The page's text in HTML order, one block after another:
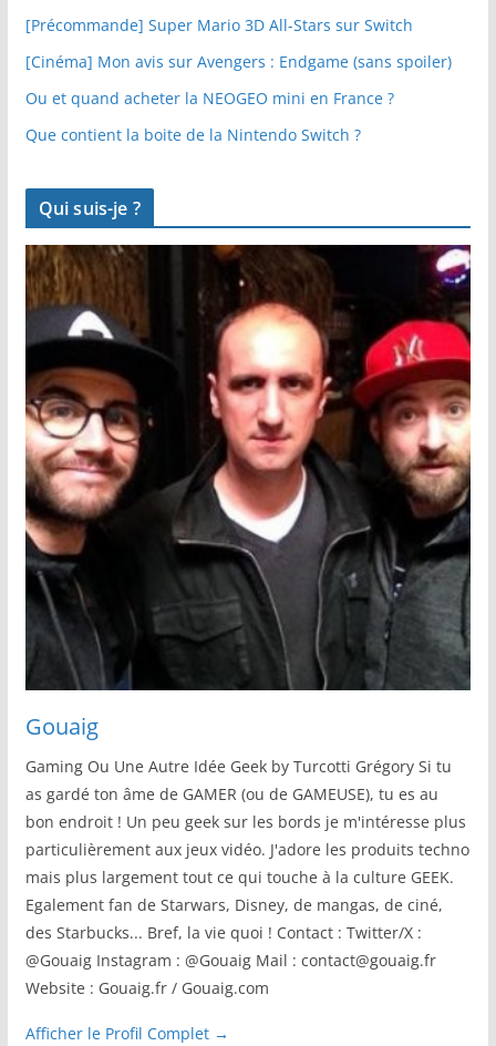
[Précommande] Super Mario 3D All-Stars sur Switch
[Cinéma] Mon avis sur Avengers : Endgame (sans spoiler)
Ou et quand acheter la NEOGEO mini en France ?
Que contient la boite de la Nintendo Switch ?
Qui suis-je ?
Gouaig
Gaming Ou Une Autre Idée Geek by Turcotti Grégory Si tu
as gardé ton âme de GAMER (ou de GAMEUSE), tu es au
bon endroit ! Un peu geek sur les bords je m'intéresse plus
particulièrement aux jeux vidéo. J'adore les produits techno
mais plus largement tout ce qui touche à la culture GEEK.
Egalement fan de Starwars, Disney, de mangas, de ciné,
des Starbucks... Bref, la vie quoi ! Contact : Twitter/X :
@Gouaig Instagram : @Gouaig Mail : contact@gouaig.fr
Website : Gouaig.fr / Gouaig.com
Afficher le Profil Complet →